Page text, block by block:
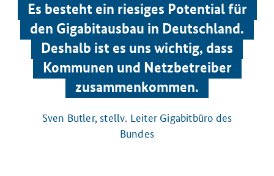
Es besteht ein riesiges Potential für
den Gigabitausbau in Deutschland.
Deshalb ist es uns wichtig, dass
Kommunen und Netzbetreiber
zusammenkommen.
Sven Butler, stellv. Leiter Gigabitbüro des
Bundes